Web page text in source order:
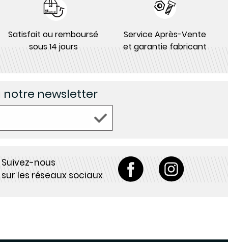
Satisfait ou remboursé
sous 14 jours
Service Après-Vente
et garantie fabricant
notre newsletter
Suivez-nous
sur les réseaux sociaux